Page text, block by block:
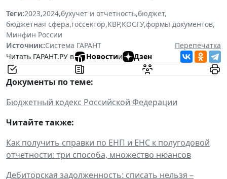
Теги:2023,2024,бухучет и отчетность,бюджет,
бюджетная сфера,госсектор,КВР,КОСГУ,формы документов,
Минфин России
Источник:Система ГАРАНТ
Перепечатка
Читать ГАРАНТ.РУ в
Новостии Дзен
Документы по теме:
Бюджетный кодекс Российской Федерации
Читайте также:
Как получить справки по ЕНП и ЕНС к полугодовой
отчетности: три способа, множество нюансов
Дебиторская задолженность: списать нельзя –